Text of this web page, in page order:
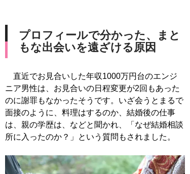
プロフィールで分かった、まと
もな出会いを遠ざける原因
直近でお見合いした年収1000万円台のエンジ
ニア男性は、お見合いの日程変更が2回もあった
のに謝罪もなかったそうです。いざ会うとまるで
面接のように、料理はするのか、結婚後の仕事
は、親の学歴は、などと聞かれ、「なぜ結婚相談
所に入ったのか？」という質問もされました。